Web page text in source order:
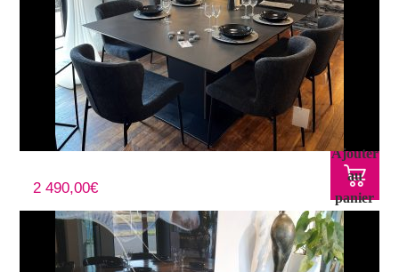
Ajouter
au
panier
2 490,00€